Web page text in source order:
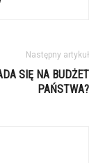
Następny artykuł
SIĘ NA BUDŻET
PAŃSTWA?